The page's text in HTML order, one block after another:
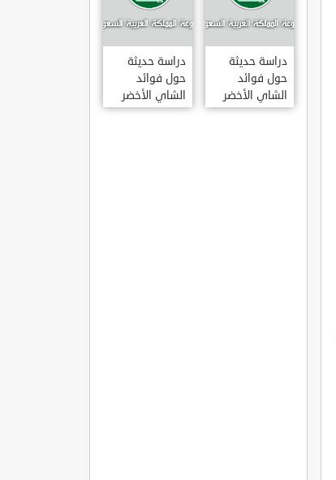
دراسة حديثة
حول فوائد
الشاي الأخضر
دراسة حديثة
حول فوائد
الشاي الأخضر
لعلاج التهاب